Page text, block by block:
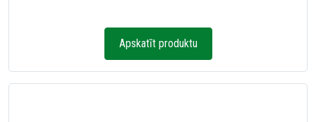
Apskatīt produktu